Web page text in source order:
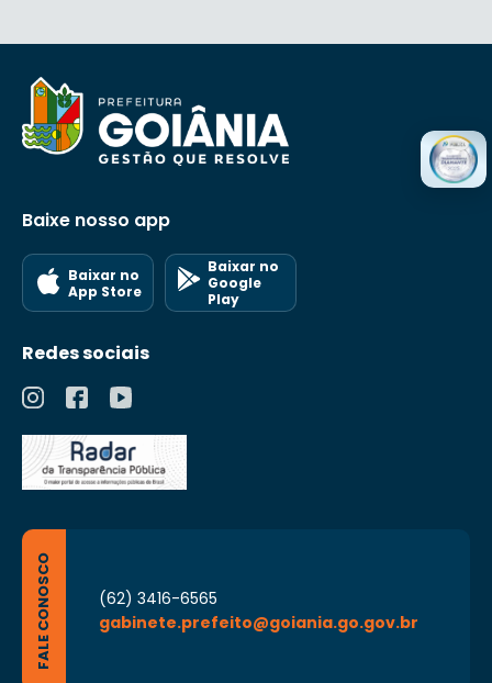
Baixe nosso app
Baixar no
App Store
Baixar no
Google
Play
Redes sociais
FALE CONOSCO
(62) 3416-6565
gabinete.prefeito@goiania.go.gov.br